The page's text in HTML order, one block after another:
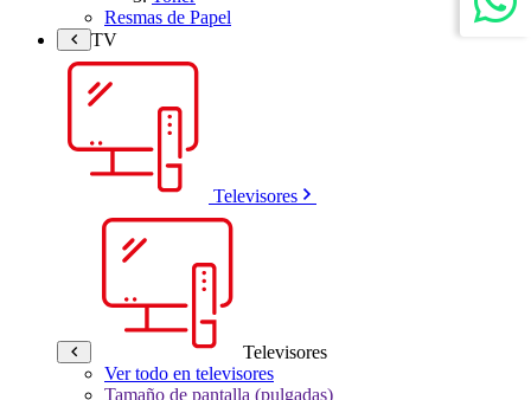
Resmas de Papel
TV
Televisores
Televisores
Ver todo en televisores
Tamaño de pantalla (pulgadas)